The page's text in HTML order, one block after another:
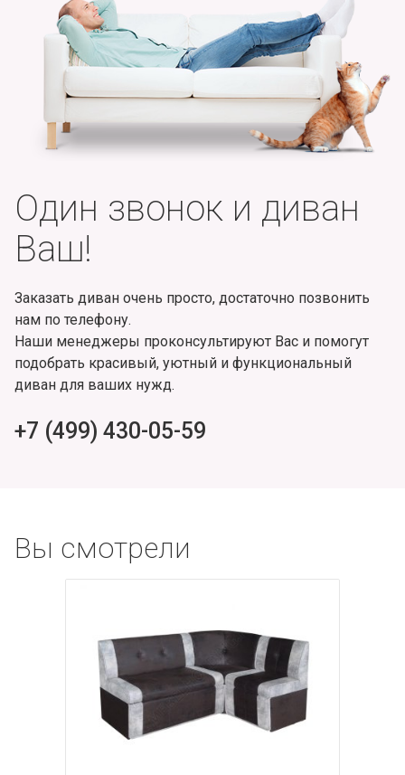
Один звонок и диван
Ваш!
Заказать диван очень просто, достаточно позвонить
нам по телефону.
Наши менеджеры проконсультируют Вас и помогут
подобрать красивый, уютный и функциональный
диван для ваших нужд.
+7 (499) 430-05-59
Вы смотрели